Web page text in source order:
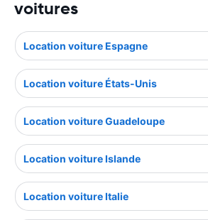
voitures
Location voiture Espagne
Location voiture États-Unis
Location voiture Guadeloupe
Location voiture Islande
Location voiture Italie